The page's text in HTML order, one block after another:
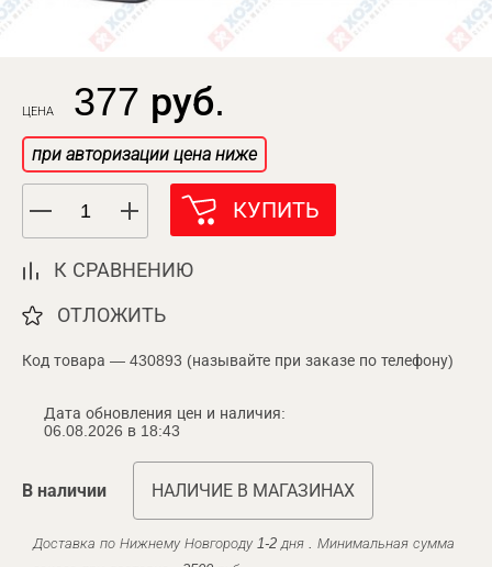
ЦЕНА 377 руб.
при авторизации цена ниже
КУПИТЬ
К СРАВНЕНИЮ
ОТЛОЖИТЬ
Код товара — 430893 (называйте при заказе по телефону)
Дата обновления цен и наличия:
06.08.2026 в 18:43
В наличии НАЛИЧИЕ В МАГАЗИНАХ
Доставка по Нижнему Новгороду 1-2 дня . Минимальная сумма